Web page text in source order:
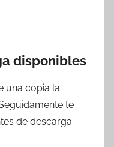
disponibles
una copia la
te
de descarga